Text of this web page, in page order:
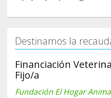
Destinamos la
Financiación
Fijo/a
Fundación El Hogar